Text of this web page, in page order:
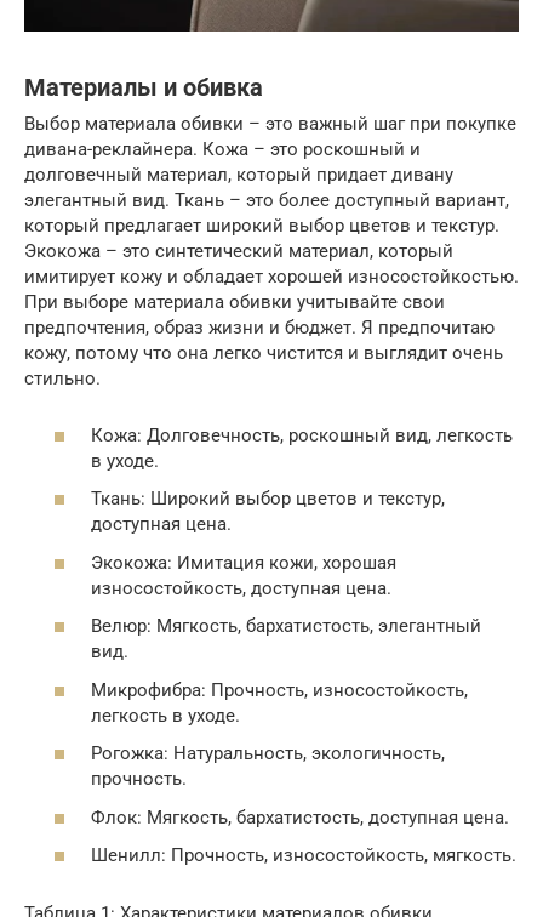
Материалы и обивка
Выбор материала обивки – это важный шаг при покупке
дивана-реклайнера. Кожа – это роскошный и
долговечный материал, который придает дивану
элегантный вид. Ткань – это более доступный вариант,
который предлагает широкий выбор цветов и текстур.
Экокожа – это синтетический материал, который
имитирует кожу и обладает хорошей износостойкостью.
При выборе материала обивки учитывайте свои
предпочтения, образ жизни и бюджет. Я предпочитаю
кожу, потому что она легко чистится и выглядит очень
стильно.
Кожа: Долговечность, роскошный вид, легкость
в уходе.
Ткань: Широкий выбор цветов и текстур,
доступная цена.
Экокожа: Имитация кожи, хорошая
износостойкость, доступная цена.
Велюр: Мягкость, бархатистость, элегантный
вид.
Микрофибра: Прочность, износостойкость,
легкость в уходе.
Рогожка: Натуральность, экологичность,
прочность.
Флок: Мягкость, бархатистость, доступная цена.
Шенилл: Прочность, износостойкость, мягкость.